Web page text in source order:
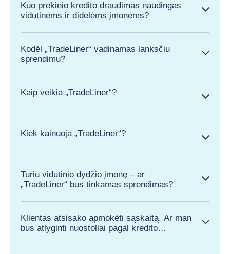
Kuo prekinio kredito draudimas naudingas
vidutinėms ir didelėms įmonėms?
Kodėl „TradeLiner“ vadinamas lanksčiu
sprendimu?
Kaip veikia „TradeLiner“?
Kiek kainuoja „TradeLiner“?
Turiu vidutinio dydžio įmonę – ar
„TradeLiner“ bus tinkamas sprendimas?
Klientas atsisako apmokėti sąskaitą. Ar man
bus atlyginti nuostoliai pagal kredito